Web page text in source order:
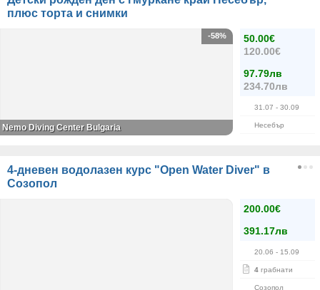
плюс торта и снимки
50.00€
120.00€
97.79лв
234.70лв
31.07 - 30.09
Несебър
-58%
Nemo Diving Center Bulgaria
4-дневен водолазен курс "Open Water Diver" в
Созопол
200.00€
391.17лв
20.06 - 15.09
4 грабнати
Созопол